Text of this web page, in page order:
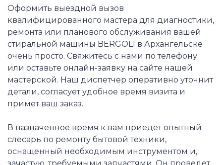
Оформить выездной вызов
квалифицированного мастера для диагностики,
ремонта или планового обслуживания вашей
стиральной машины BERGOLI в Архангельске
очень просто. Свяжитесь с нами по телефону
или оставьте онлайн-заявку на сайте нашей
мастерской. Наш диспетчер оперативно уточнит
детали, согласует удобное время визита и
примет ваш заказ.
В назначенное время к вам приедет опытный
слесарь по ремонту бытовой техники,
оснащенный необходимым инструментом и,